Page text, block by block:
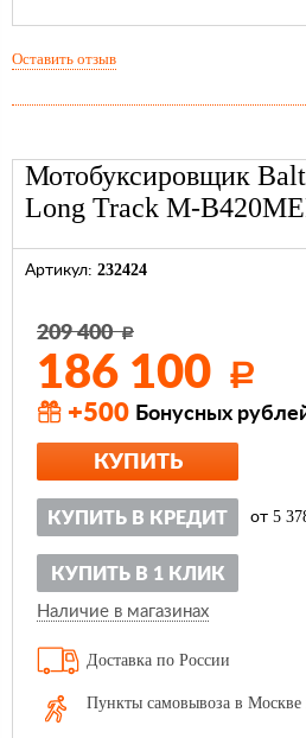
Мотобуксировщик
Long Track M-
Артикул: 232424
209 400 Р
186 100
Р
+500 Бонусных
КУПИТЬ
КУПИТЬ В КРЕДИТ от 5
КУПИТЬ В 1 КЛИК
Наличие в магазинах
Доставка по России
Пункты самовывоза в
Оставить отзыв